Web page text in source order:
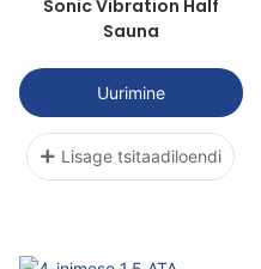
Sonic Vibration Half
Sauna
Uurimine
Lisage tsitaadiloendi